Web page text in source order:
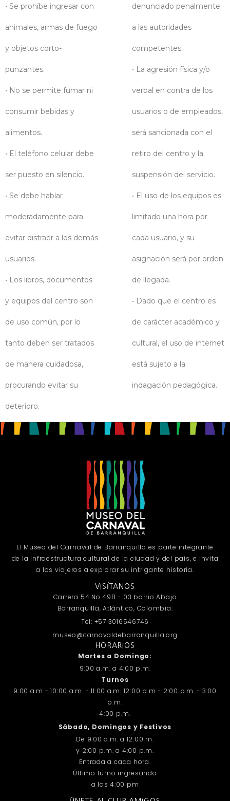
• Se prohíbe ingresar con
animales, armas de fuego
y objetos corto-
punzantes.
• No se permite fumar ni
consumir bebidas y
alimentos.
• El teléfono celular debe
ser puesto en silencio.
• Se debe hablar
moderadamente para
evitar distraer a los demás
usuarios.
• Los libros, documentos
y equipos del centro son
de uso común, por lo
tanto deben ser tratados
de manera cuidadosa,
procurando evitar su
deterioro.
denunciado penalmente
a las autoridades
competentes.
• La agresión física y/o
verbal en contra de los
usuarios o de empleados,
será sancionada con el
retiro del centro y la
suspensión del servicio.
• El uso de los equipos es
limitado una hora por
cada usuario, y su
asignación será por orden
de llegada.
• Dado que el centro es
de carácter académico y
cultural, el uso de internet
está sujeto a la
indagación pedagógica.
El Museo del Carnaval de Barranquilla es parte integrante
de la infraestructura cultural de la ciudad y del país, e invita
a los viajeros a explorar su intrigante historia.
VISÍTANOS
Carrera 54 No 49B - 03 barrio Abajo
Barranquilla, Atlántico, Colombia.
Tel: +57 3016546746
museo@carnavaldebarranquilla.org
HORARIOS
Martes a Domingo:
9:00 a.m. a 4:00 p.m.
Turnos
9:00 a.m - 10:00 a.m. - 11:00 a.m. 12:00 p.m - 2:00 p.m. - 3:00
p.m.
4:00 p.m.
Sábado, Domingos y Festivos
De 9:00 a.m. a 12:00 m.
y 2:00 p.m. a 4:00 p.m.
Entrada a cada hora.
Último turno ingresando
a las 4:00 pm